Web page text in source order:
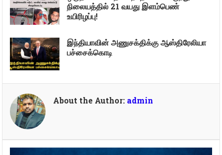
நிலையத்தில் 21 வயது இளம்பெண்
உயிரிழப்பு!
இந்தியாவின் அணுசக்திக்கு ஆஸ்திரேலியா
பச்சைக்கொடி
About the Author: admin